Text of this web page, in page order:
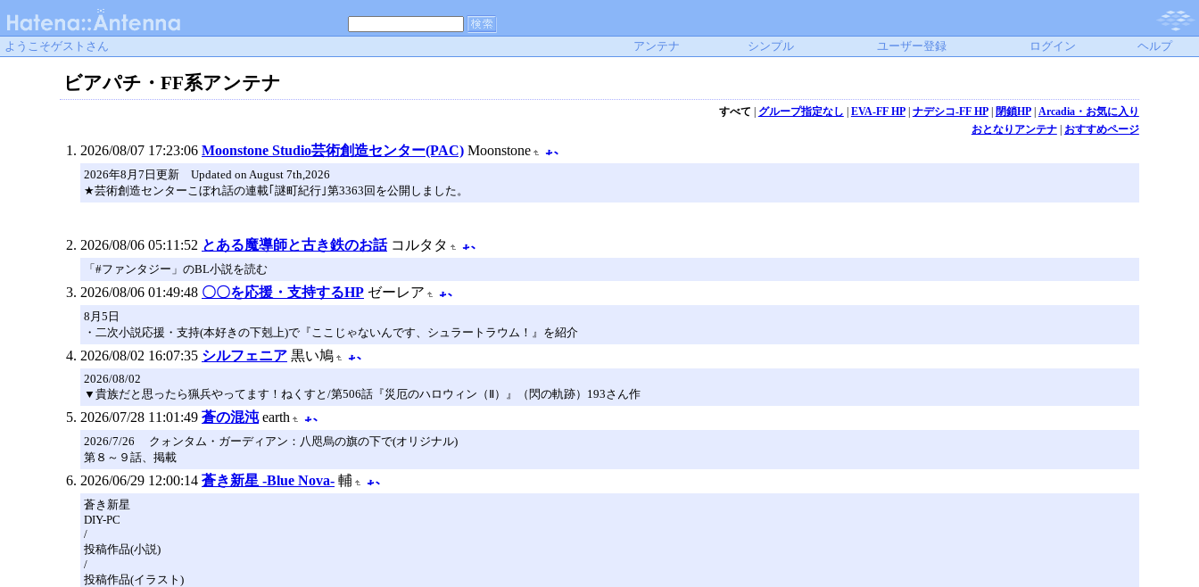
ようこそゲストさん アンテナ シンプル ユーザー登録 ログイン ヘルプ
ビアパチ・FF系アンテナ
すべて グループ指定なし EVA-FF HP| ナデシコ-FF HP| 閉鎖HP| Arcadia・お気に入り
おとなりアンテナ| おすすめページ
2026/08/07 17:23:06 Moonstone Studio芸術創造センター(PAC) Moonstone
2026年8月7日更新 Updated on August 7th,2026
★芸術創造センターこぼれ話の連載｢謎町紀行｣第3363回を公開しました。
2026/08/06 05:11:52 とある魔導師と古き鉄のお話 コルタタ
「#ファンタジー」のBL小説を読む
2026/08/06 01:49:48 〇〇を応援・支持するHP ゼーレア
8月5日
・二次小説応援・支持(本好きの下剋上)で『ここじゃないんです、シュラートラウム！』を紹介
2026/08/02 16:07:35 シルフェニア 黒い鳩
2026/08/02
▼貴族だと思ったら猟兵やってます！ねくすと/第506話『災厄のハロウィン（Ⅱ）』（閃の軌跡）193さん作
2026/07/28 11:01:49 蒼の混沌 earth
2026/7/26 クォンタム・ガーディアン：八咫烏の旗の下で(オリジナル)
第８～９話、掲載
2026/06/29 12:00:14 蒼き新星 -Blue Nova- 輔
蒼き新星
DIY-PC
/
投稿作品(小説)
/
投稿作品(イラスト)